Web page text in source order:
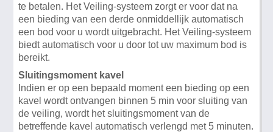
te betalen. Het Veiling-systeem zorgt er voor dat na
een bieding van een derde onmiddellijk automatisch
een bod voor u wordt uitgebracht. Het Veiling-systeem
biedt automatisch voor u door tot uw maximum bod is
bereikt.
Sluitingsmoment kavel
Indien er op een bepaald moment een bieding op een
kavel wordt ontvangen binnen 5 min voor sluiting van
de veiling, wordt het sluitingsmoment van de
betreffende kavel automatisch verlengd met 5 minuten.